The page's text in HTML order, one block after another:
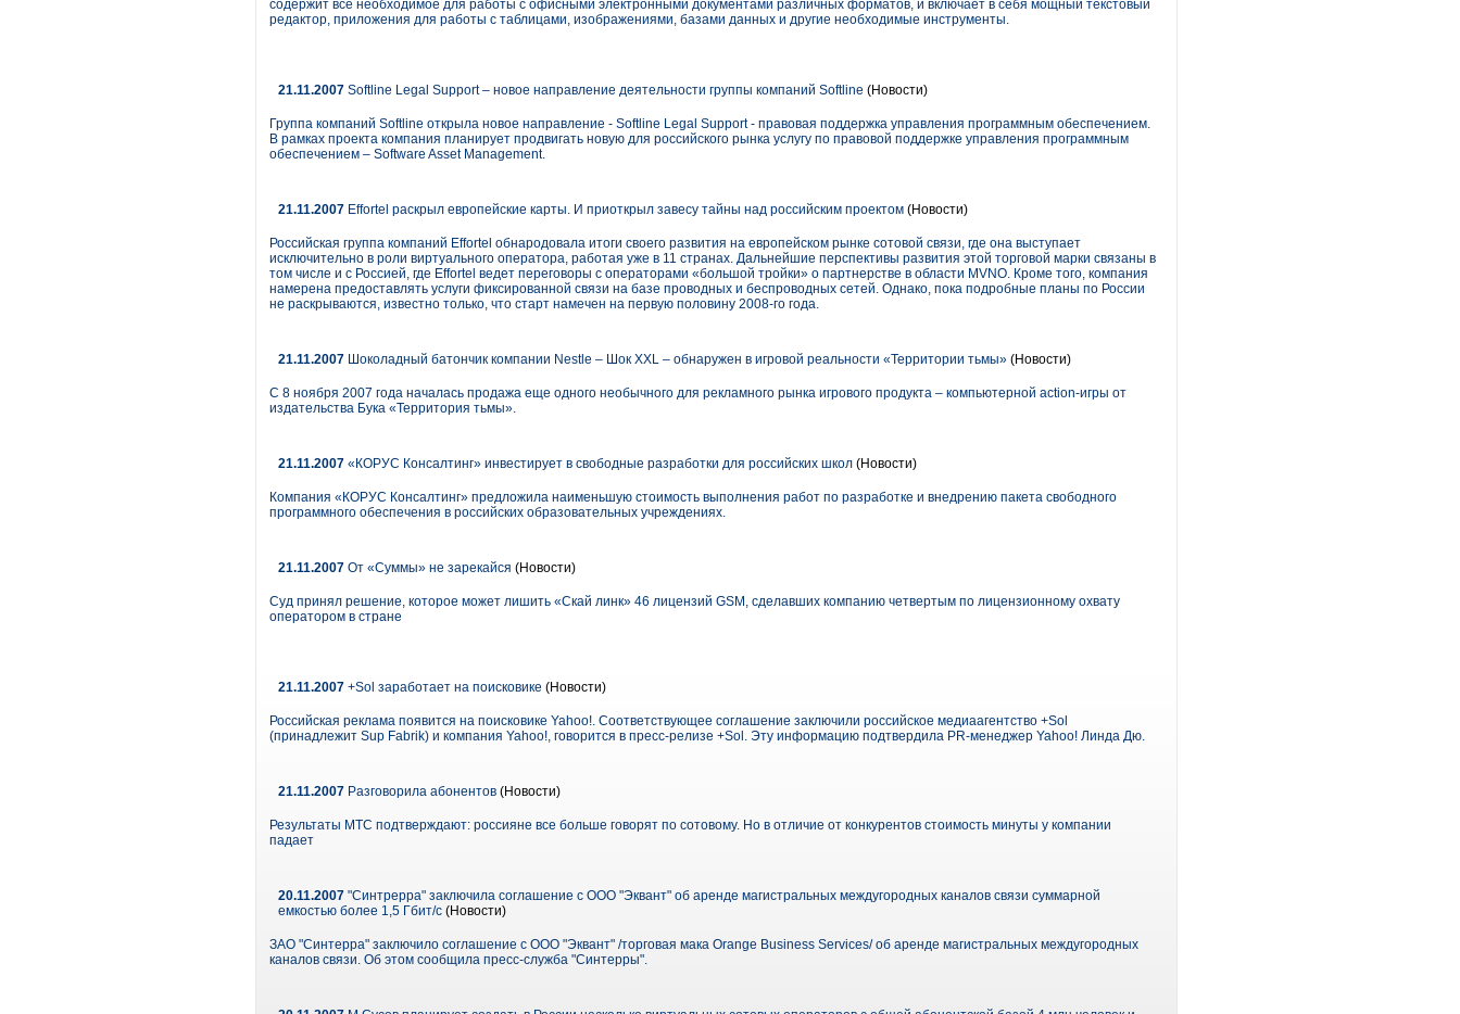
содержит все необходимое для работы с офисными электронными документами различных форматов, и включает в себя мощный текстовый
редактор, приложения для работы с таблицами, изображениями, базами данных и другие необходимые инструменты.
21.11.2007 Softline Legal Support – новое направление деятельности группы компаний Softline (Новости)
Группа компаний Softline открыла новое направление - Softline Legal Support - правовая поддержка управления программным обеспечением.
В рамках проекта компания планирует продвигать новую для российского рынка услугу по правовой поддержке управления программным
обеспечением – Software Asset Management.
21.11.2007 Effortel раскрыл европейские карты. И приоткрыл завесу тайны над российским проектом (Новости)
Российская группа компаний Effortel обнародовала итоги своего развития на европейском рынке сотовой связи, где она выступает
исключительно в роли виртуального оператора, работая уже в 11 странах. Дальнейшие перспективы развития этой торговой марки связаны в
том числе и с Россией, где Effortel ведет переговоры с операторами «большой тройки» о партнерстве в области MVNO. Кроме того, компания
намерена предоставлять услуги фиксированной связи на базе проводных и беспроводных сетей. Однако, пока подробные планы по России
не раскрываются, известно только, что старт намечен на первую половину 2008-го года.
21.11.2007 Шоколадный батончик компании Nestle – Шок XXL – обнаружен в игровой реальности «Территории тьмы» (Новости)
С 8 ноября 2007 года началась продажа еще одного необычного для рекламного рынка игрового продукта – компьютерной action-игры от
издательства Бука «Территория тьмы».
21.11.2007 «КОРУС Консалтинг» инвестирует в свободные разработки для российских школ (Новости)
Компания «КОРУС Консалтинг» предложила наименьшую стоимость выполнения работ по разработке и внедрению пакета свободного
программного обеспечения в российских образовательных учреждениях.
21.11.2007 От «Суммы» не зарекайся (Новости)
Суд принял решение, которое может лишить «Скай линк» 46 лицензий GSM, сделавших компанию четвертым по лицензионному охвату
оператором в стране
21.11.2007 +Sol заработает на поисковике (Новости)
Российская реклама появится на поисковике Yahoo!. Соответствующее соглашение заключили российское медиаагентство +Sol
(принадлежит Sup Fabrik) и компания Yahoo!, говорится в пресс-релизе +Sol. Эту информацию подтвердила PR-менеджер Yahoo! Линда Дю.
21.11.2007 Разговорила абонентов (Новости)
Результаты МТС подтверждают: россияне все больше говорят по сотовому. Но в отличие от конкурентов стоимость минуты у компании
падает
20.11.2007 "Синтрерра" заключила соглашение с ООО "Эквант" об аренде магистральных междугородных каналов связи суммарной
емкостью более 1,5 Гбит/с (Новости)
ЗАО "Синтерра" заключило соглашение с ООО "Эквант" /торговая мака Orange Business Services/ об аренде магистральных междугородных
каналов связи. Об этом сообщила пресс-служба "Синтерры".